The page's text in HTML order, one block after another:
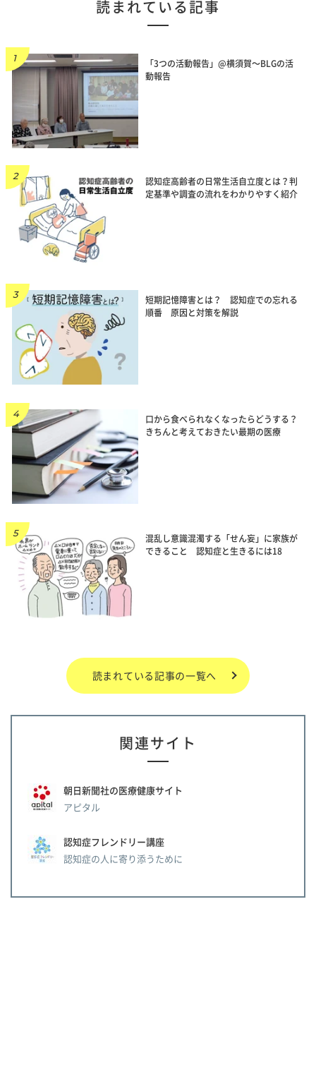
読まれている記事
「3つの活動報告」@横須賀～BLGの活
動報告
認知症高齢者の日常生活自立度とは？判
定基準や調査の流れをわかりやすく紹介
短期記憶障害とは？ 認知症での忘れる
順番 原因と対策を解説
口から食べられなくなったらどうする？
きちんと考えておきたい最期の医療
混乱し意識混濁する「せん妄」に家族が
できること 認知症と生きるには18
読まれている記事の一覧へ
関連サイト
朝日新聞社の医療健康サイト
アピタル
認知症フレンドリー講座
認知症の人に寄り添うために